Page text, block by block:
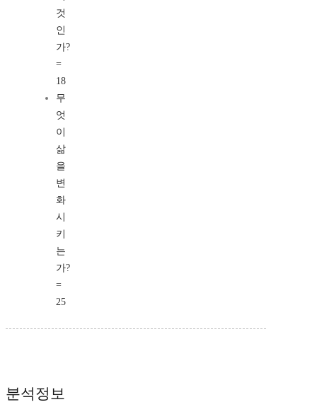
것
인
가?
=
18
무
엇
이
삶
을
변
화
시
키
는
가?
=
25
분석정보